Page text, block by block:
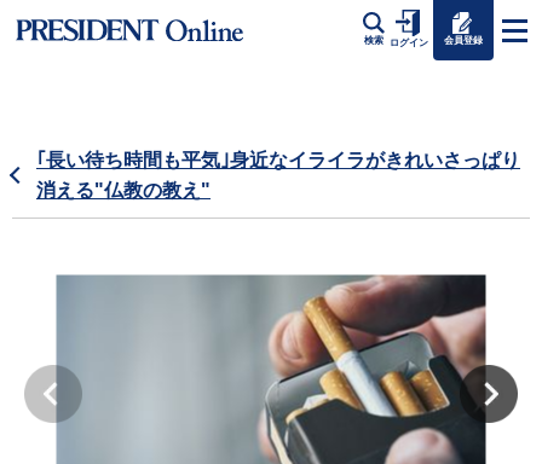
検索 ログイン 会員登録
｢長い待ち時間も平気｣身近なイライラがきれいさっぱり
消える"仏教の教え"